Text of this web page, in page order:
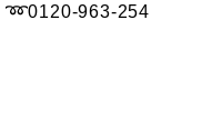
➿0120-963-254